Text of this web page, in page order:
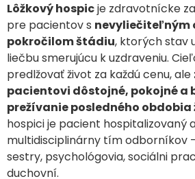
Lôžkový hospicje zdravotnícke
pre pacientov s nevyliečiteľným
pokročilom štádiu, ktorých stav
liečbu smerujúcu k uzdraveniu.
predlžovať život za každú cenu, ale
pacientovi dôstojné, pokojné a
prežívanie posledného obdobia
hospici je pacient hospitalizovaný
multidisciplinárny tím odborníkov
sestry, psychológovia, sociálni
duchovní.